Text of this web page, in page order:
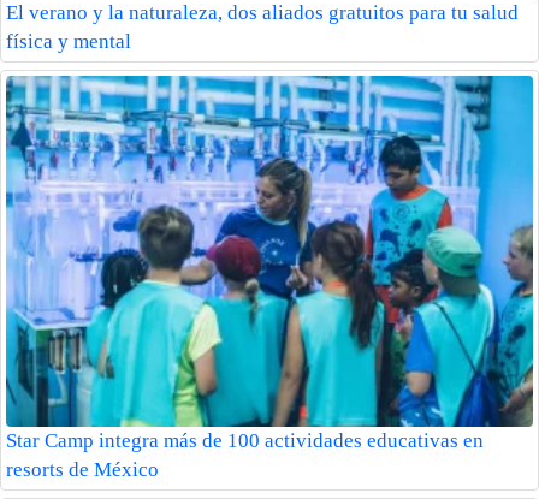
El verano y la naturaleza, dos aliados gratuitos para tu salud
física y mental
Star Camp integra más de 100 actividades educativas en
resorts de México